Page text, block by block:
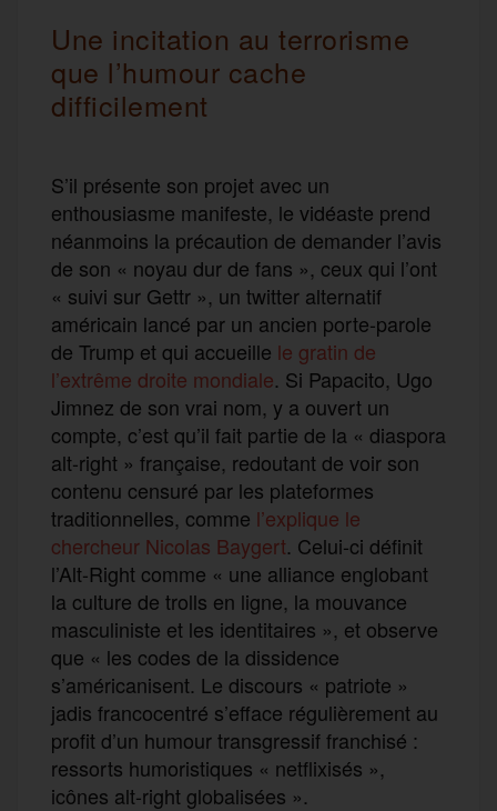
Une incitation au terrorisme
que l’humour cache
difficilement
S’il présente son projet avec un
enthousiasme manifeste, le vidéaste prend
néanmoins la précaution de demander l’avis
de son « noyau dur de fans », ceux qui l’ont
« suivi sur Gettr », un twitter alternatif
américain lancé par un ancien porte-parole
de Trump et qui accueille le gratin de
l’extrême droite mondiale. Si Papacito, Ugo
Jimnez de son vrai nom, y a ouvert un
compte, c’est qu’il fait partie de la « diaspora
alt-right » française, redoutant de voir son
contenu censuré par les plateformes
traditionnelles, comme l’explique le
chercheur Nicolas Baygert. Celui-ci définit
l’Alt-Right comme « une alliance englobant
la culture de trolls en ligne, la mouvance
masculiniste et les identitaires », et observe
que « les codes de la dissidence
s’américanisent. Le discours « patriote »
jadis francocentré s’efface régulièrement au
profit d’un humour transgressif franchisé :
ressorts humoristiques « netflixisés »,
icônes alt-right globalisées ».